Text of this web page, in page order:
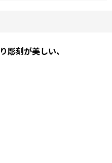
刻が美しい、